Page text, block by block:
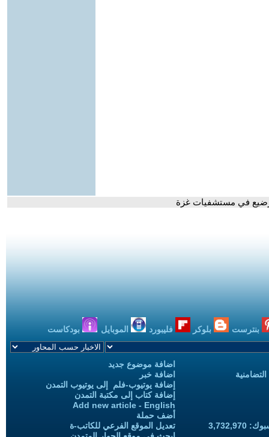
في مستشفيات غزة
بنترست بلوكر فليبورد الموبايل بودكاست
اضافة موضوع جديد
اضافة خبر
إضافة يوتيوب-فلم إلى يوتيوب التمدن
إضافة كتاب إلى مكتبة التمدن
Add new article - English
أضف حملة
تعديل الموقع الفرعي للكاتب-ة